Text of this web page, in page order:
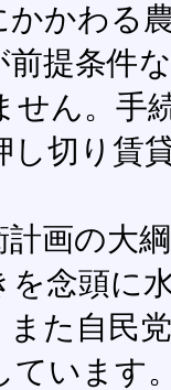
かわる
提条件
せん。手
し切り賃
画の大
を念頭に
た自民
ています